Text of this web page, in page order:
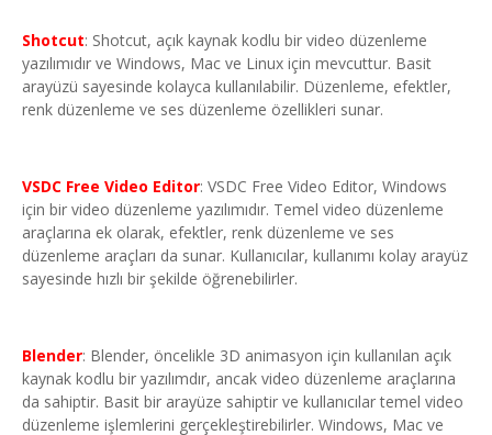
Shotcut: Shotcut, açık kaynak kodlu bir video düzenleme
yazılımıdır ve Windows, Mac ve Linux için mevcuttur. Basit
arayüzü sayesinde kolayca kullanılabilir. Düzenleme, efektler,
renk düzenleme ve ses düzenleme özellikleri sunar.
VSDC Free Video Editor: VSDC Free Video Editor, Windows
için bir video düzenleme yazılımıdır. Temel video düzenleme
araçlarına ek olarak, efektler, renk düzenleme ve ses
düzenleme araçları da sunar. Kullanıcılar, kullanımı kolay arayüz
sayesinde hızlı bir şekilde öğrenebilirler.
Blender: Blender, öncelikle 3D animasyon için kullanılan açık
kaynak kodlu bir yazılımdır, ancak video düzenleme araçlarına
da sahiptir. Basit bir arayüze sahiptir ve kullanıcılar temel video
düzenleme işlemlerini gerçekleştirebilirler. Windows, Mac ve